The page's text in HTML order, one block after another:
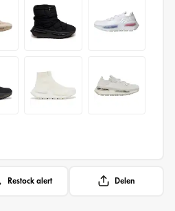
Restock alert Delen